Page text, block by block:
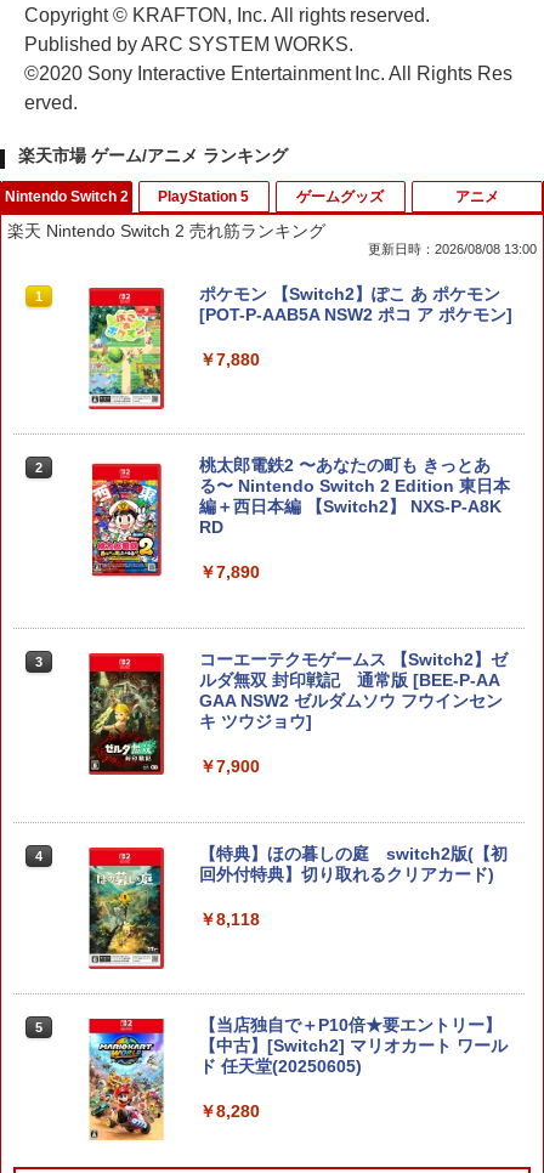
Copyright © KRAFTON, Inc. All rights reserved.
Published by ARC SYSTEM WORKS.
©2020 Sony Interactive Entertainment Inc. All Rights Res
erved.
楽天市場 ゲーム/アニメ ランキング
Nintendo Switch 2
楽天 Nintendo Switch 2 売れ筋ランキング
更新日時：2026/08/08 13:00
1
ポケモン 【Switch2】ぽこ あ ポケモン
[POT-P-AAB5A NSW2 ポコ ア ポケモン]
￥7,880
2
桃太郎電鉄2 〜あなたの町も きっとあ
る〜 Nintendo Switch 2 Edition 東日本
編＋西日本編 【Switch2】 NXS-P-A8K
RD
￥7,890
3
コーエーテクモゲームス 【Switch2】ゼ
ルダ無双 封印戦記 通常版 [BEE-P-AA
GAA NSW2 ゼルダムソウ フウインセン
キ ツウジョウ]
￥7,900
4
【特典】ほの暮しの庭 switch2版(【初
回外付特典】切り取れるクリアカード)
￥8,118
5
【当店独自で＋P10倍★要エントリー】
【中古】[Switch2] マリオカート ワール
ド 任天堂(20250605)
￥8,280
PlayStation 5 ゲームグッズ アニメ